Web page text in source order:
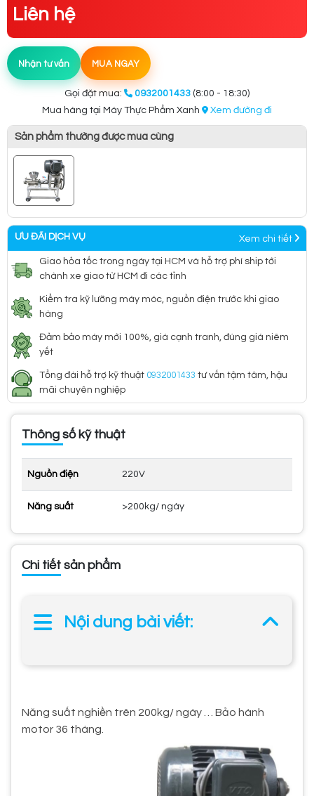
Liên hệ
Nhận tư vấn MUA NGAY
Gọi đặt mua: 0932001433 (8:00 - 18:30)
Mua hàng tại Máy Thực Phẩm Xanh
Xem đường đi
Sản phẩm thường được mua cùng
ƯU ĐÃI DỊCH VỤ Xem chi tiết
Giao hỏa tốc trong ngày tại HCM và hỗ trợ phí ship tới
chành xe giao từ HCM đi các tỉnh
Kiểm tra kỹ lưỡng máy móc, nguồn điện trước khi giao
hàng
Đảm bảo máy mới 100%, giá cạnh tranh, đúng giá niêm
yết
Tổng đài hỗ trợ kỹ thuật 0932001433 tư vấn tậm tâm, hậu
mãi chuyên nghiệp
Thông số kỹ thuật
Nguồn điện 220V
Năng suất >200kg/ ngày
Chi tiết sản phẩm
Nội dung bài viết:
Năng suất nghiền trên 200kg/ ngày … Bảo hành
motor 36 tháng.